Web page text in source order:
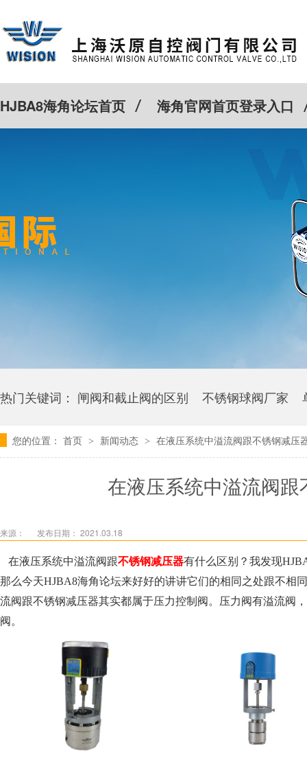
HJBA8海角论坛首页 海角官网首页登录入口
热门关键词： 闸阀和截止阀的区别 不锈钢球阀厂家
卫生级海角社区APP官网版多少钱
您的位置： 首页 > 新闻动态 > 在液压系统中溢流阀跟不锈钢减压器
在液压系统中溢流阀跟
来源： 发布日期： 2021.03.18
在液压系统中溢流阀跟不锈钢减压器有什么区别？我发现
那么今天HJBA8海角论坛来好好的讲讲它们的相同之处跟不相同
流阀跟不锈钢减压器其实都属于压力控制阀。压力阀有溢流阀，
阀。